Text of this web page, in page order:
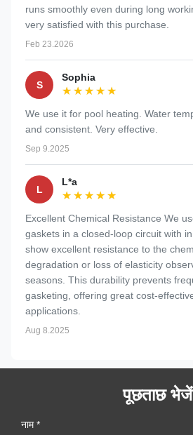
runs smoothly even during long
very satisfied with this purchase.
Feb 23.2026
S
Sophia
★★★★★
★★★★★
We use it for pool heating. Water
and consistent. Very effective.
Sep 9.2025
L
L*a
★★★★★
★★★★★
Excellent Chemical Resistance We
gaskets in a closed-loop circuit with
show excellent resistance to the
degradation or loss of elasticity
seasons. This durability prevents
gasketing, offering great cost-
applications.
Aug 8.2025
पूछताछ भेजें
नाम *